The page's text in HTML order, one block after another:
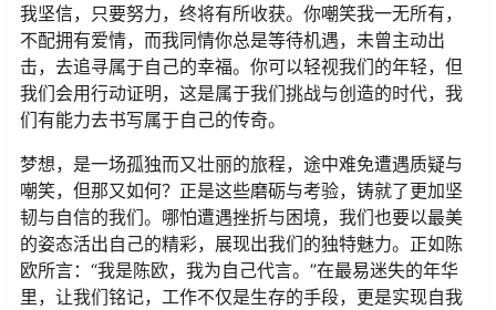
我坚信，只要努力，终将有所收获。你嘲笑我一无所有，
不配拥有爱情，而我同情你总是等待机遇，未曾主动出
击，去追寻属于自己的幸福。你可以轻视我们的年轻，但
我们会用行动证明，这是属于我们挑战与创造的时代，我
们有能力去书写属于自己的传奇。
梦想，是一场孤独而又壮丽的旅程，途中难免遭遇质疑与
嘲笑，但那又如何？正是这些磨砺与考验，铸就了更加坚
韧与自信的我们。哪怕遭遇挫折与困境，我们也要以最美
的姿态活出自己的精彩，展现出我们的独特魅力。正如陈
欧所言：“我是陈欧，我为自己代言。”在最易迷失的年华
里，让我们铭记，工作不仅是生存的手段，更是实现自我